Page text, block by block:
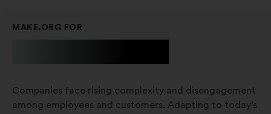
MAKE.ORG FOR
Companies face rising complexity and disengagement
among employees and customers. Adapting to today’s